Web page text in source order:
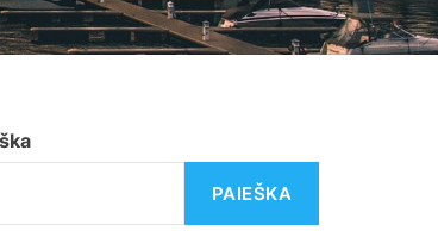
PAIEŠKA